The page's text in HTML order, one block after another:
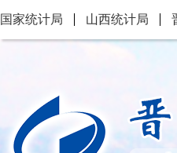
国家统计局 山西统计局